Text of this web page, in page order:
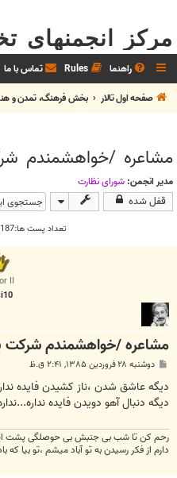
مرکز انجمنهای
راهنما Rules تماس با ما
صفحه اول تالار
بخش فرهنگ، تمدن و هنر
مشاعره /خواهشمندم
مدیر انجمن: شوراي نظارت
قفل شده
تعداد پست ها:187صفحه
II
مشاعره /خواهشمندم شركت
پ
ت
دوشنبه ۲۸ فروردین ۱۳۸۵, ۲:۴۱ ق.ظ
دیگه عاشق شدن ،ناز کشیدن فایده
دیگه دنبال آهو دویدن فایده نداره...نداره
رحم کن تا شب بی جنبش بی حوصلگی پشت این
دارم از فکر رسیدن به تو آباد میشم ،تو بیا که